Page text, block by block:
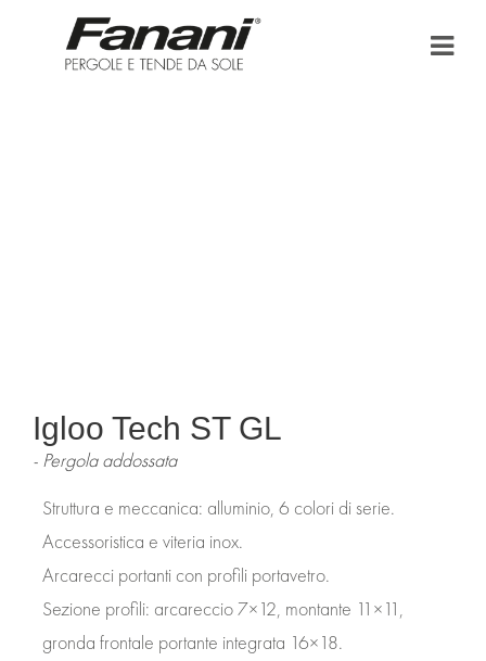
AREA DOWNLOAD
CONTATTI
Igloo Tech ST GL
Pergola addossata
Struttura e meccanica: alluminio, 6 colori di serie.
Accessoristica e viteria inox.
Arcarecci portanti con profili portavetro.
Sezione profili: arcareccio 7×12, montante 11×11,
gronda frontale portante integrata 16×18.